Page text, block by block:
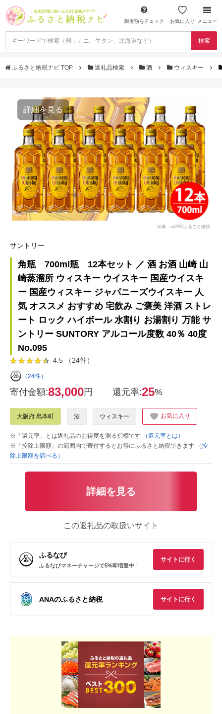
限度額をチェック お気に入り メニュー
検索
ふるさと納税ナビ TOP 返礼品検索 酒 ウィスキー
詳細を見る
出典：auPAYふるさと納税
サントリー
角瓶 700ml瓶 12本セット ／ 酒 お酒 山崎 山
崎蒸溜所 ウィスキー ウイスキー 国産ウイスキ
ー 国産ウィスキー ジャパニーズウイスキー 人
気 オススメ おすすめ 宅飲み ご褒美 洋酒 ストレ
ート ロック ハイボール 水割り お湯割り 万能 サ
ントリー SUNTORY アルコール度数 40％ 40度
No.095
4.5 （24件）
（24件）
寄付金額:83,000円 還元率:25%
大阪府 島本町 酒 ウィスキー お気に入り
※「還元率」とは返礼品のお得度を測る指標です
（還元率とは）
※「控除上限額」の範囲内で寄付するとお得にふるさと納税できます
（控
除上限額を調べる）
詳細を見る
この返礼品の取扱いサイト
ふるなび
ふるなびマネーチャージで5%即増量中！
サイトに行く
ANAのふるさと納税 サイトに行く